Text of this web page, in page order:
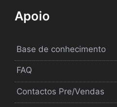
Apoio
Base de conhecimento
FAQ
Contactos Pre/Vendas